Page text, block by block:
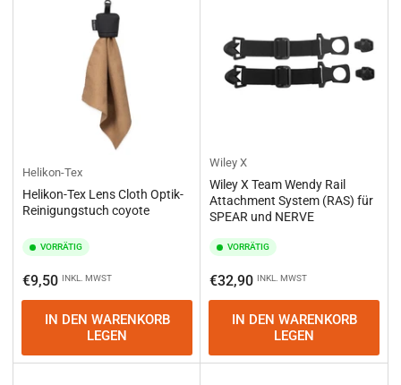
Helikon-Tex
Helikon-Tex Lens Cloth Optik-
Reinigungstuch coyote
VORRÄTIG
Normaler
Preis
€9,50 INKL. MWST
IN DEN WARENKORB
LEGEN
Wiley X
Wiley X Team Wendy Rail
Attachment System (RAS) für
SPEAR und NERVE
VORRÄTIG
Normaler
Preis
€32,90 INKL. MWST
IN DEN WARENKORB
LEGEN